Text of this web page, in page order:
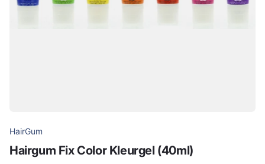
HairGum
Hairgum Fix Color Kleurgel (40ml)